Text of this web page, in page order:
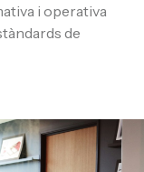
i operativa
de